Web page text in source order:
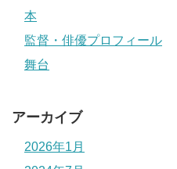
本
監督・俳優プロフィール
舞台
アーカイブ
2026年1月